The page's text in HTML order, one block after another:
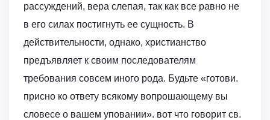
рассуждений, вера слепая, так как все равно не
в его силах постигнуть ее сущность. В
действительности, однако, христианство
предъявляет к своим последователям
требования совсем иного рода. Будьте «готови.
присно ко ответу всякому вопрошающему вы
словесе о вашем уповании». вот что говорит св.